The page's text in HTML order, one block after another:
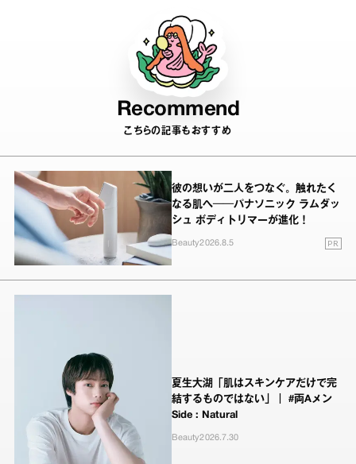
Recommend
こちらの記事もおすすめ
彼の想いが二人をつなぐ。触れたく
なる肌へ──パナソニック ラムダッ
シュ ボディトリマーが進化！
Beauty2026.8.5 PR
夏生大湖「肌はスキンケアだけで完
結するものではない」｜ #両Aメン
Side : Natural
Beauty2026.7.30